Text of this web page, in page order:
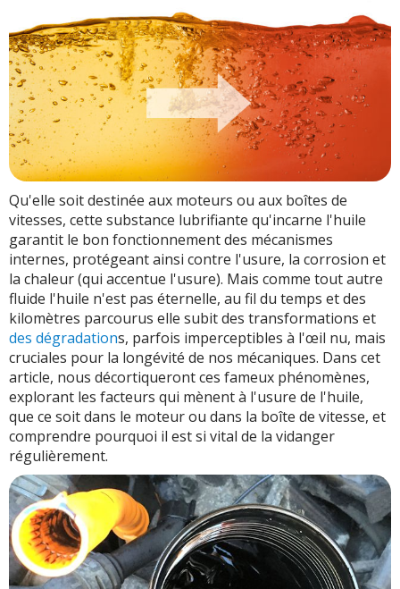
Qu'elle soit destinée aux moteurs ou aux boîtes de
vitesses, cette substance lubrifiante qu'incarne l'huile
garantit le bon fonctionnement des mécanismes
internes, protégeant ainsi contre l'usure, la corrosion et
la chaleur (qui accentue l'usure). Mais comme tout autre
fluide l'huile n'est pas éternelle, au fil du temps et des
kilomètres parcourus elle subit des transformations et
des dégradations, parfois imperceptibles à l'œil nu, mais
cruciales pour la longévité de nos mécaniques. Dans cet
article, nous décortiqueront ces fameux phénomènes,
explorant les facteurs qui mènent à l'usure de l'huile,
que ce soit dans le moteur ou dans la boîte de vitesse, et
comprendre pourquoi il est si vital de la vidanger
régulièrement.